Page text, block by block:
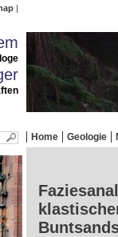
Home Geologie